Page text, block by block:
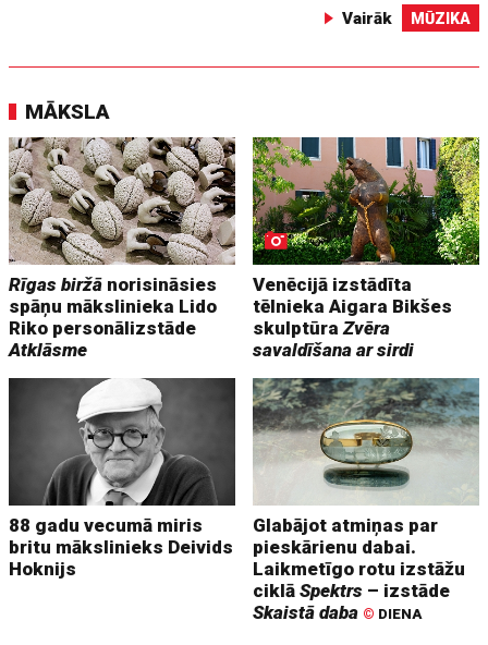
Vairāk MŪZIKA
MĀKSLA
Rīgas biržā norisināsies
spāņu mākslinieka Lido
Riko personālizstāde
Atklāsme
Venēcijā izstādīta
tēlnieka Aigara Bikšes
skulptūraZvēra
savaldīšana ar sirdi
88 gadu vecumā miris
britu mākslinieks Deivids
Hoknijs
Glabājot atmiņas par
pieskārienu dabai.
Laikmetīgo rotu izstāžu
ciklāSpektrs – izstāde
Skaistā daba © DIENA